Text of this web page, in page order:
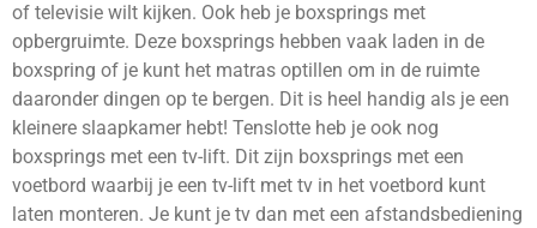
of televisie wilt kijken. Ook heb je boxsprings met
opbergruimte. Deze boxsprings hebben vaak laden in de
boxspring of je kunt het matras optillen om in de ruimte
daaronder dingen op te bergen. Dit is heel handig als je een
kleinere slaapkamer hebt! Tenslotte heb je ook nog
boxsprings met een tv-lift. Dit zijn boxsprings met een
voetbord waarbij je een tv-lift met tv in het voetbord kunt
laten monteren. Je kunt je tv dan met een afstandsbediening